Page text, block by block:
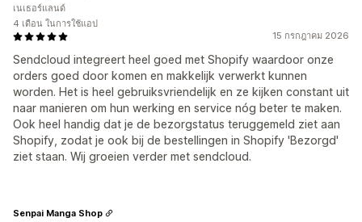
15 กรกฎาคม 2026
Sendcloud integreert heel goed met Shopify waardoor onze
orders goed door komen en makkelijk verwerkt kunnen
worden. Het is heel gebruiksvriendelijk en ze kijken constant uit
naar manieren om hun werking en service nóg beter te maken.
Ook heel handig dat je de bezorgstatus teruggemeld ziet aan
Shopify, zodat je ook bij de bestellingen in Shopify 'Bezorgd'
ziet staan. Wij groeien verder met sendcloud.
เนเธอร์แลนด์
4 เดือน ในการใช้แอป
Senpai Manga Shop